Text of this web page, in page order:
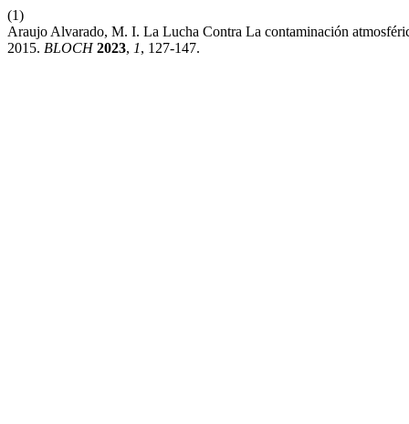
(1)
Araujo Alvarado, M. I. La Lucha Contra La contaminación
2015. BLOCH 2023, 1, 127-147.